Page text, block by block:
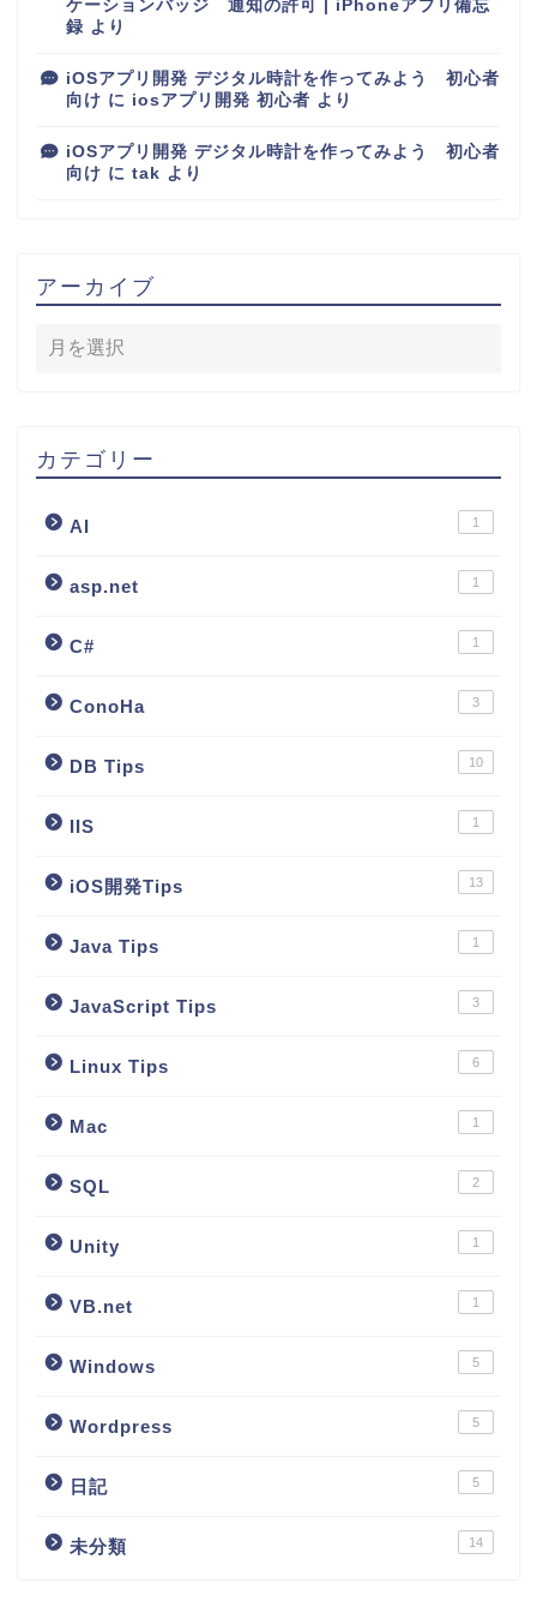
ケーションバッジ 通知の許可 | iPhoneアプリ備忘
録 より
iOSアプリ開発 デジタル時計を作ってみよう 初心者
向け に iosアプリ開発 初心者 より
iOSアプリ開発 デジタル時計を作ってみよう 初心者
向け に tak より
アーカイブ
カテゴリー
AI 1
asp.net 1
C# 1
ConoHa 3
DB Tips 10
IIS 1
iOS開発Tips 13
Java Tips 1
JavaScript Tips 3
Linux Tips 6
Mac 1
SQL 2
Unity 1
VB.net 1
Windows 5
Wordpress 5
日記 5
未分類 14